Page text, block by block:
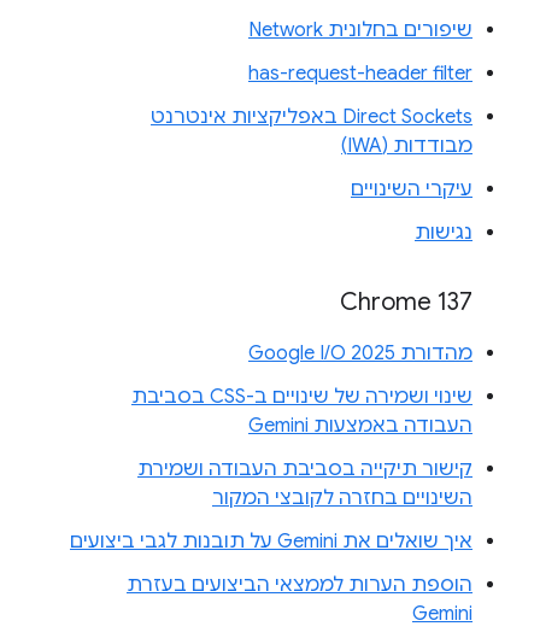
שיפורים בחלונית Network
has-request-header filter
Direct Sockets באפליקציות אינטרנט
מבודדות (IWA)
עיקרי השינויים
נגישות
Chrome 137
מהדורת Google I/O 2025
שינוי ושמירה של שינויים ב-CSS בסביבת
העבודה באמצעות Gemini
קישור תיקייה בסביבת העבודה ושמירת
השינויים בחזרה לקובצי המקור
איך שואלים את Gemini על תובנות לגבי ביצועים
הוספת הערות לממצאי הביצועים בעזרת
Gemini